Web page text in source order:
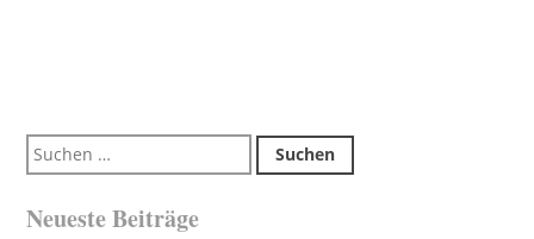
Suchen
nach:
Neueste Beiträge